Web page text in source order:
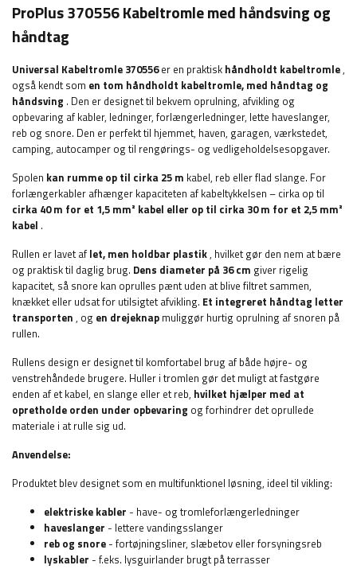
ProPlus 370556 Kabeltromle med håndsving og
håndtag
Universal Kabeltromle 370556er en praktisk håndholdt kabeltromle,
også kendt som en tom håndholdt kabeltromle, med håndtag og
håndsving . Den er designet til bekvem oprulning, afvikling og
opbevaring af kabler, ledninger, forlængerledninger, lette haveslanger,
reb og snore. Den er perfekt til hjemmet, haven, garagen, værkstedet,
camping, autocamper og til rengørings- og vedligeholdelsesopgaver.
Spolen kan rumme op til cirka 25 m kabel, reb eller flad slange. For
forlængerkabler afhænger kapaciteten af ​​kabeltykkelsen – cirka op til
cirka 40 m for et 1,5 mm² kabel eller op til cirka 30 m for et 2,5 mm²
kabel .
Rullen er lavet af let, men holdbar plastik, hvilket gør den nem at bære
og praktisk til daglig brug. Dens diameter på 36 cm giver rigelig
kapacitet, så snore kan oprulles pænt uden at blive filtret sammen,
knækket eller udsat for utilsigtet afvikling. Et integreret håndtag letter
transporten , og en drejeknap muliggør hurtig oprulning af snoren på
rullen.
Rullens design er designet til komfortabel brug af både højre- og
venstrehåndede brugere. Huller i tromlen gør det muligt at fastgøre
enden af ​​et kabel, en slange eller et reb, hvilket hjælper med at
opretholde orden under opbevaring og forhindrer det oprullede
materiale i at rulle sig ud.
Anvendelse:
Produktet blev designet som en multifunktionel løsning, ideel til vikling:
elektriske kabler - have- og tromleforlængerledninger
haveslanger - lettere vandingsslanger
reb og snore - fortøjningsliner, slæbetov eller forsyningsreb
lyskabler - f.eks. lysguirlander brugt på terrasser